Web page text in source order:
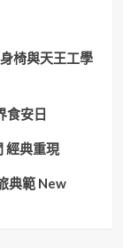
椅與天王工學
食安日
經典重現
典範 New